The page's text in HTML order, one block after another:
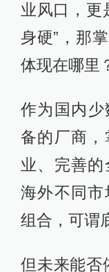
业风口，更
身硬”，那
体现在哪里
作为国内
备的厂商
业、完善
海外不同
组合，可谓
但未来能否